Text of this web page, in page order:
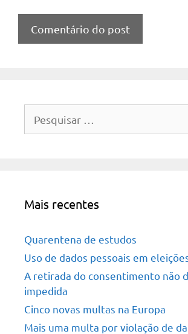
por:
Mais recentes
Quarentena de estudos
Uso de dados pessoais em
A retirada do consentimento não
impedida
Cinco novas multas na Europa
Mais uma multa por violação de